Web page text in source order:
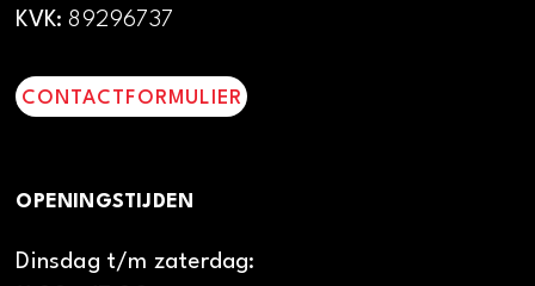
KVK: 89296737
CONTACTFORMULIER
OPENINGSTIJDEN
Dinsdag t/m zaterdag: